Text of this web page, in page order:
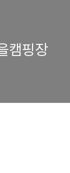
캠핑장